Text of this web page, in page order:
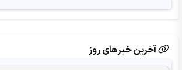
آخرین خبرهای روز